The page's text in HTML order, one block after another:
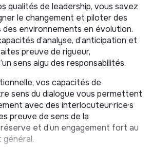
et vie associative
du projet associatif et en
œuvre opérationnelle ;
d’Administration, Bureau);
les décisions prises par la
des besoins du territoire et au
nouveaux projets ;
qualités de leadership, vous savez
le changement et piloter des
des environnements en évolution.
d’analyse, d’anticipation et
preuve de rigueur,
sens aigu des responsabilités.
vos capacités de
sens du dialogue vous permettent
avec des interlocuteur·rice·s
preuve de sens de la
et d’un engagement fort au
général.